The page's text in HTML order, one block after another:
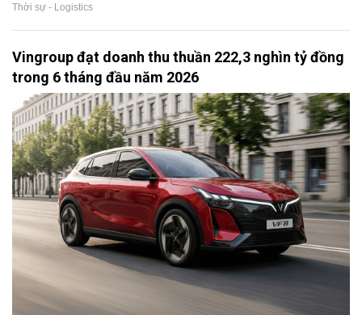
Thời sự - Logistics
Vingroup đạt doanh thu thuần 222,3 nghìn tỷ đồng
trong 6 tháng đầu năm 2026